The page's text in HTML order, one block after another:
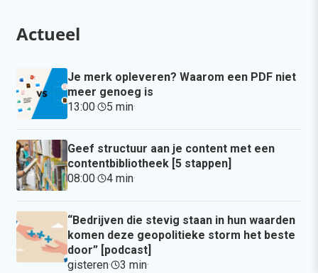
Actueel
Je merk opleveren? Waarom een PDF niet
meer genoeg is
13:00· 5 min·
Geef structuur aan je content met een
contentbibliotheek [5 stappen]
08:00· 4 min·
“Bedrijven die stevig staan in hun waarden
komen deze geopolitieke storm het beste
door” [podcast]
gisteren· 3 min·